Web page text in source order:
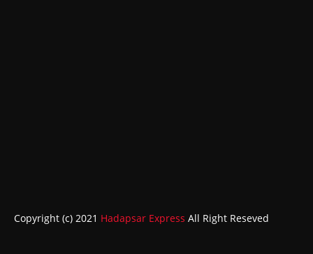
Copyright (c) 2021 Hadapsar Express All Right Reseved